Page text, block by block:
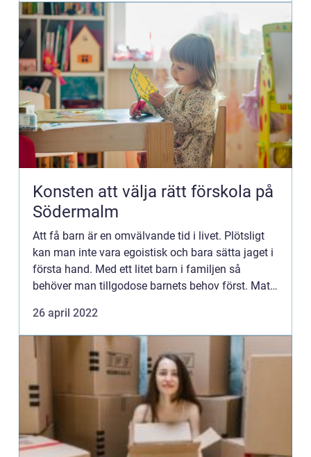
Konsten att välja rätt förskola på
Södermalm
Att få barn är en omvälvande tid i livet. Plötsligt
kan man inte vara egoistisk och bara sätta jaget i
första hand. Med ett litet barn i familjen så
behöver man tillgodose barnets behov först. Mata,
26 april 2022